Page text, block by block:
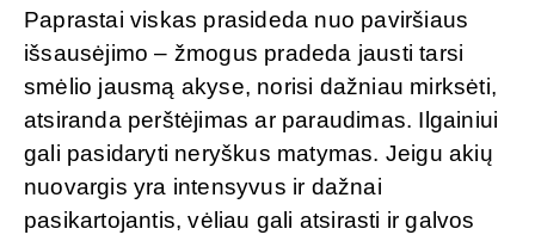
Paprastai viskas prasideda nuo paviršiaus
išsausėjimo – žmogus pradeda jausti tarsi
smėlio jausmą akyse, norisi dažniau mirksėti,
atsiranda perštėjimas ar paraudimas. Ilgainiui
gali pasidaryti neryškus matymas. Jeigu akių
nuovargis yra intensyvus ir dažnai
pasikartojantis, vėliau gali atsirasti ir galvos